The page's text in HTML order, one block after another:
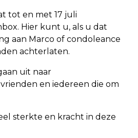
tot en met 17 juli
Hier kunt u, als u dat
aan Marco of condoleance
achterlaten.
uit naar
en iedereen die om
sterkte en kracht in deze